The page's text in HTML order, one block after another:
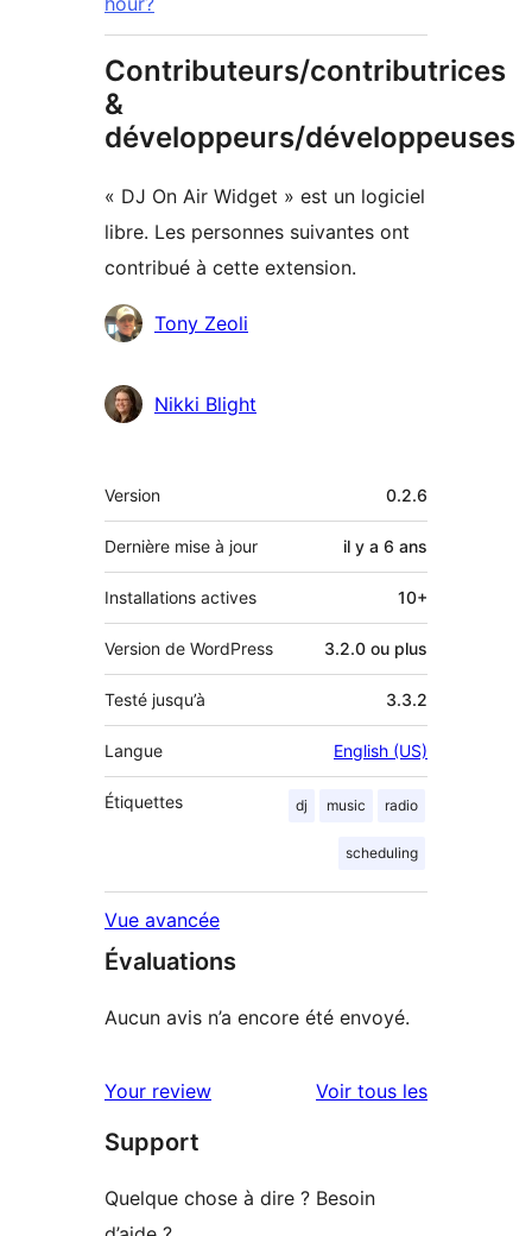
Contributeurs/contributrices
&
développeurs/développeuses
« DJ On Air Widget » est un logiciel
libre. Les personnes suivantes ont
contribué à cette extension.
Contributeurs
Tony Zeoli
Nikki Blight
Méta
Version 0.2.6
Dernière mise à jour il y a 6 ans
Installations actives 10+
Version de WordPress 3.2.0 ou plus
Testé jusqu’à 3.3.2
Langue English (US)
Étiquettes dj music radio
scheduling
Vue avancée
Évaluations
Aucun avis n’a encore été envoyé.
Your review Voir tous lesavis
Support
Quelque chose à dire ? Besoin